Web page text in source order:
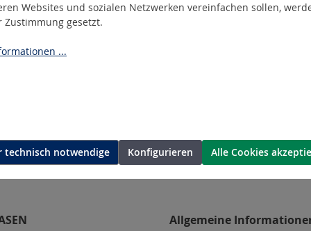
Allgemeine
Websites und sozialen Netzwerken vereinfachen sollen,
Zustimmung gesetzt.
...
technisch notwendige Konfigurieren Alle Cookies